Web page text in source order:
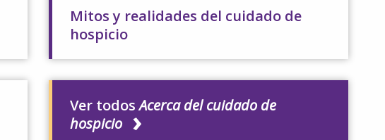
Mitos y realidades del cuidado de
hospicio
Ver todosAcerca del cuidado de
hospicio